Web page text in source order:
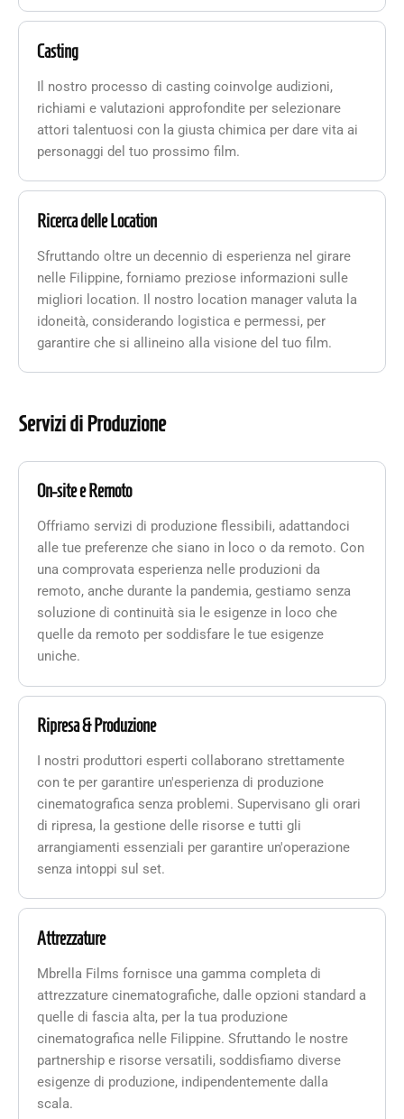
Casting
Il nostro processo di casting coinvolge audizioni,
richiami e valutazioni approfondite per selezionare
attori talentuosi con la giusta chimica per dare vita ai
personaggi del tuo prossimo film.
Ricerca delle Location
Sfruttando oltre un decennio di esperienza nel girare
nelle Filippine, forniamo preziose informazioni sulle
migliori location. Il nostro location manager valuta la
idoneità, considerando logistica e permessi, per
garantire che si allineino alla visione del tuo film.
Servizi di Produzione
On-site e Remoto
Offriamo servizi di produzione flessibili, adattandoci
alle tue preferenze che siano in loco o da remoto. Con
una comprovata esperienza nelle produzioni da
remoto, anche durante la pandemia, gestiamo senza
soluzione di continuità sia le esigenze in loco che
quelle da remoto per soddisfare le tue esigenze
uniche.
Ripresa & Produzione
I nostri produttori esperti collaborano strettamente
con te per garantire un'esperienza di produzione
cinematografica senza problemi. Supervisano gli orari
di ripresa, la gestione delle risorse e tutti gli
arrangiamenti essenziali per garantire un'operazione
senza intoppi sul set.
Attrezzature
Mbrella Films fornisce una gamma completa di
attrezzature cinematografiche, dalle opzioni standard a
quelle di fascia alta, per la tua produzione
cinematografica nelle Filippine. Sfruttando le nostre
partnership e risorse versatili, soddisfiamo diverse
esigenze di produzione, indipendentemente dalla
scala.